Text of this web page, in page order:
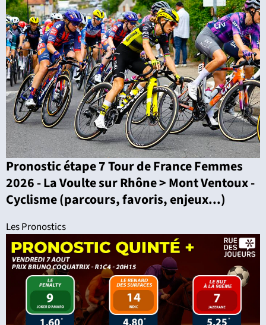
Pronostic étape 7 Tour de France Femmes
2026 - La Voulte sur Rhône > Mont Ventoux -
Cyclisme (parcours, favoris, enjeux...)
Les Pronostics